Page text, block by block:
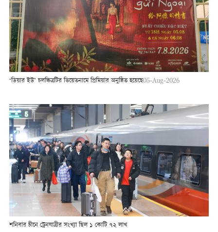
‘ডিয়ার ইউ’ চলচ্চিত্রটির ভিয়েতনামে প্রিমিয়ার অনুষ্ঠিত হয়েছে05-Aug-2026
শনিবার চীনে ট্রেনযাত্রীর সংখ্যা ছিল ১ কোটি ৭২ লাখ